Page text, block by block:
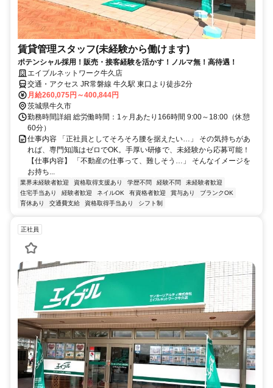
賃貸管理スタッフ(未経験から働けます)
ポテンシャル採用！販売・接客経験を活かす！ノルマ無！高待遇！
エイブルネットワーク牛久店
交通・アクセス JR常磐線 牛久駅 東口より徒歩2分
月給260,075円～400,844円
茨城県牛久市
勤務時間詳細 総労働時間：1ヶ月あたり166時間 9:00～18:00（休憩
60分）
仕事内容 「正社員としてそろそろ腰を据えたい…」 その気持ちがあ
れば、専門知識はゼロでOK。手厚い研修で、未経験から応募可能！
【仕事内容】 「不動産の仕事って、難しそう…」 そんなイメージを
お持ち...
業界未経験者歓迎 資格取得支援あり 学歴不問 経験不問
未経験者歓迎
住宅手当あり
経験者歓迎 ネイルOK 有資格者歓迎 賞与あり
ブランクOK
育休あり
交通費支給 資格取得手当あり シフト制
正社員